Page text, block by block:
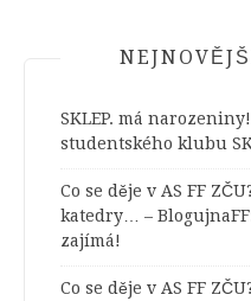
SKLEP. má
studentského klubu
Co se děje v AS FF
katedry… – BlogujnaFF
zajímá!
Co se děje v AS FF